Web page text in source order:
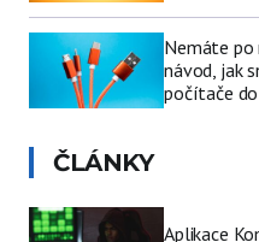
Nemáte po
návod, jak
počítače
ČLÁNKY
Aplikace